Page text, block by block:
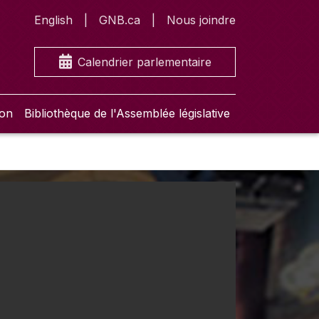
English GNB.ca Nous joindre
Calendrier parlementaire
Bibliothèque de l'Assemblée législative